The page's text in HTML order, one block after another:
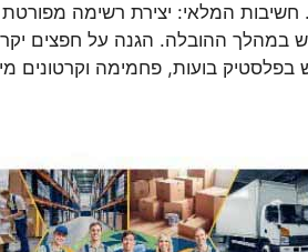
חשיבות המלאי: יצירת רשימה
במהלך ההובלה. הגנה על חפצים
בועות, פחמימה וקרטונים